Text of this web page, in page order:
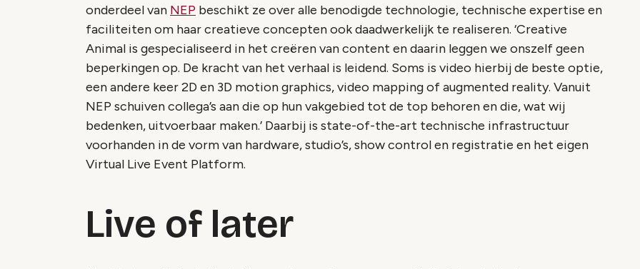
onderdeel van NEP beschikt ze over alle benodigde technologie, technische expertise en
faciliteiten om haar creatieve concepten ook daadwerkelijk te realiseren. ‘Creative
Animal is gespecialiseerd in het creëren van content en daarin leggen we onszelf geen
beperkingen op. De kracht van het verhaal is leidend. Soms is video hierbij de beste optie,
een andere keer 2D en 3D motion graphics, video mapping of augmented reality. Vanuit
NEP schuiven collega’s aan die op hun vakgebied tot de top behoren en die, wat wij
bedenken, uitvoerbaar maken.’ Daarbij is state-of-the-art technische infrastructuur
voorhanden in de vorm van hardware, studio’s, show control en registratie en het eigen
Virtual Live Event Platform.
Live of later